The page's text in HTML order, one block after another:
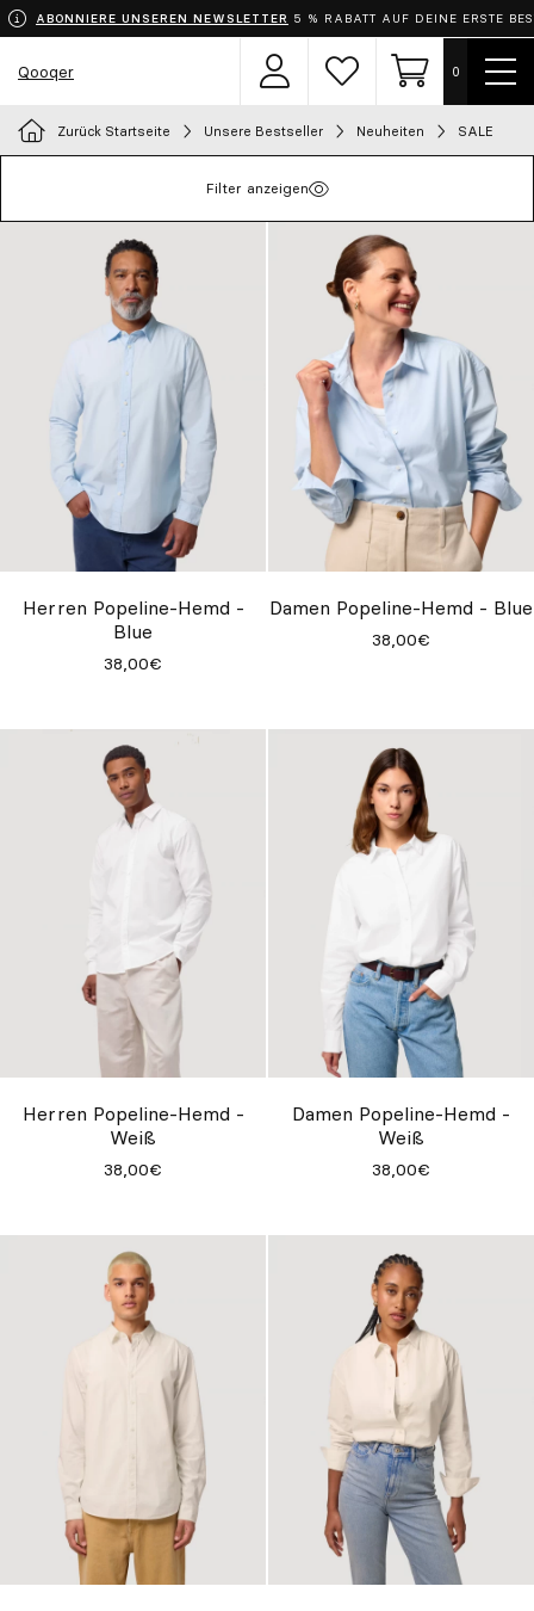
ABONNIERE UNSEREN NEWSLETTER 5 % RABATT AUF DEINE ERSTE
Qooqer
Wähle dein Outfit
Bekleidung
Accessoires
Individuell
Inspiration
Benutzerbereich
Wunschzettel
0
ES
Menü
Zurück Startseite Unsere Bestseller Neuheiten SALE
Filter anzeigen
Herren Popeline-Hemd -
Blue
38,00€
Damen Popeline-Hemd - Blue
38,00€
Herren Popeline-Hemd -
Weiß
38,00€
Damen Popeline-Hemd -
Weiß
38,00€